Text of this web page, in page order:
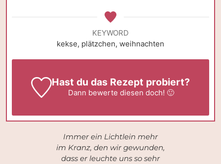
KEYWORD
kekse, plätzchen, weihnachten
Hast du das Rezept probiert?
Dann bewerte diesen doch! 🙂
Immer ein Lichtlein mehr
im Kranz, den wir gewunden,
dass er leuchte uns so sehr